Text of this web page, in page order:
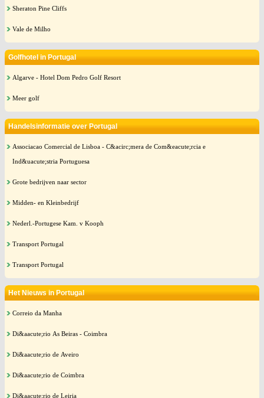
Sheraton Pine Cliffs
Vale de Milho
Golfhotel in Portugal
Algarve - Hotel Dom Pedro Golf Resort
Meer golf
Handelsinformatie over Portugal
Associacao Comercial de Lisboa - C&acirc;mera de Com&eacute;rcia e
Ind&uacute;stria Portuguesa
Grote bedrijven naar sector
Midden- en Kleinbedrijf
Nederl.-Portugese Kam. v Kooph
Transport Portugal
Transport Portugal
Het Nieuws in Portugal
Correio da Manha
Di&aacute;rio As Beiras - Coimbra
Di&aacute;rio de Aveiro
Di&aacute;rio de Coimbra
Di&aacute;rio de Leiria